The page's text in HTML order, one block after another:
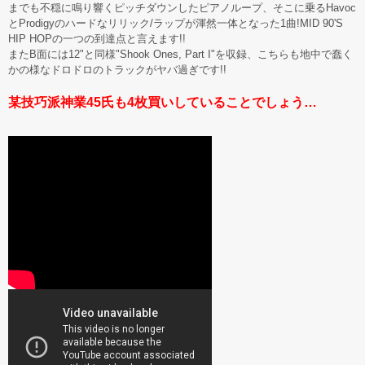
までも不穏に鳴り響くピッチダウンしたピアノループ、そこに乗るHavoc
とProdigyのハードなリリック/ラップが渾然一体となった1曲!MID 90'S
HIP HOPの一つの到達点と言えます!!
またB面には12"と同様"Shook Ones, Part I"を収録、こちらも地中で蠢く
かの様なドロドロのトラックがヤバ過ぎです!!
某技巧派神業45氏も4枚買いしていることでしょう…